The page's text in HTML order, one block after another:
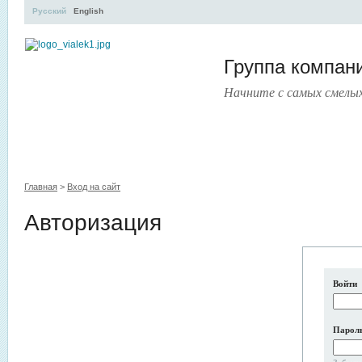
Группа
Начните с самых
Русский English
Главная > Вход на сайт
Авторизация
Войти